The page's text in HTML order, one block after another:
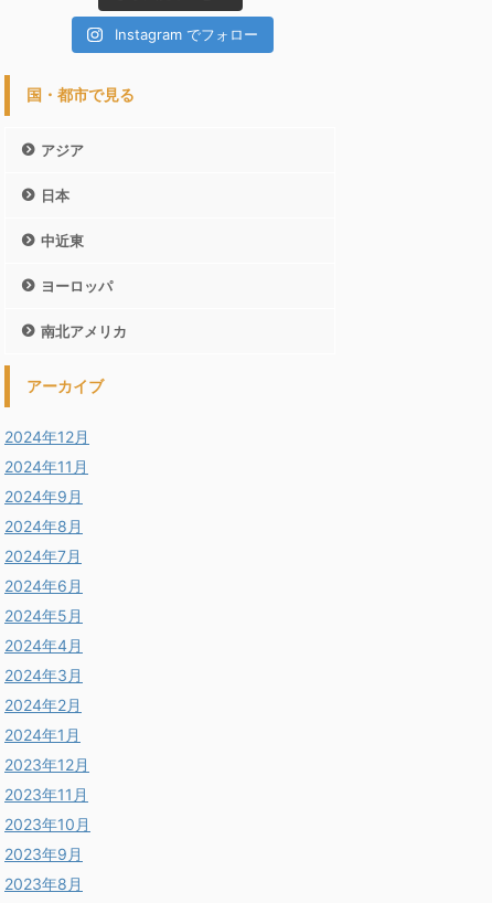
Instagram でフォロー
国・都市で見る
アジア
日本
中近東
ヨーロッパ
南北アメリカ
アーカイブ
2024年12月
2024年11月
2024年9月
2024年8月
2024年7月
2024年6月
2024年5月
2024年4月
2024年3月
2024年2月
2024年1月
2023年12月
2023年11月
2023年10月
2023年9月
2023年8月